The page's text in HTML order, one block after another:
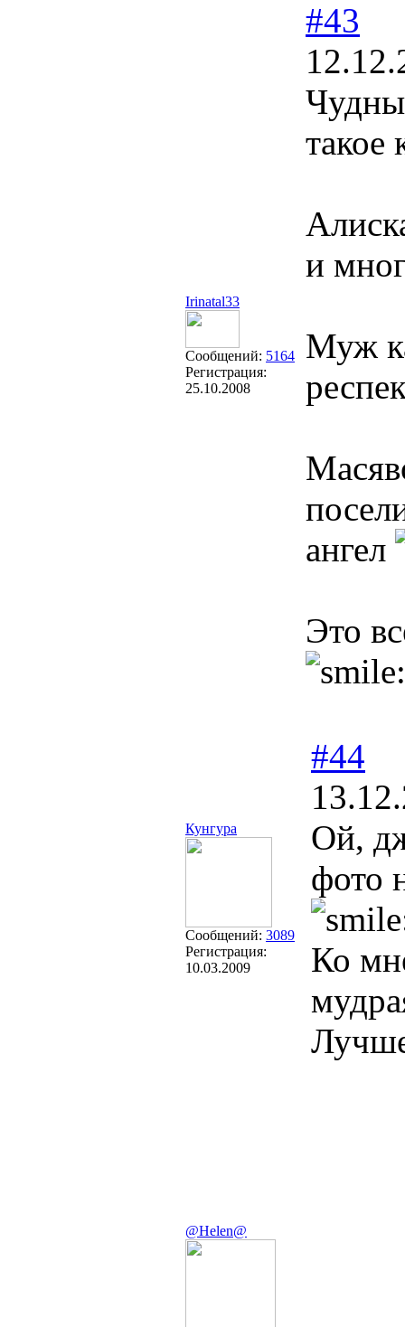
Irinatal33
Сообщений: 5164
Регистрация:
25.10.2008
#43
такое
и
Муж
ангел
Это
Кунгура
Сообщений: 3089
Регистрация:
10.03.2009
#44
Ой,
фото
Ко
@Helen@